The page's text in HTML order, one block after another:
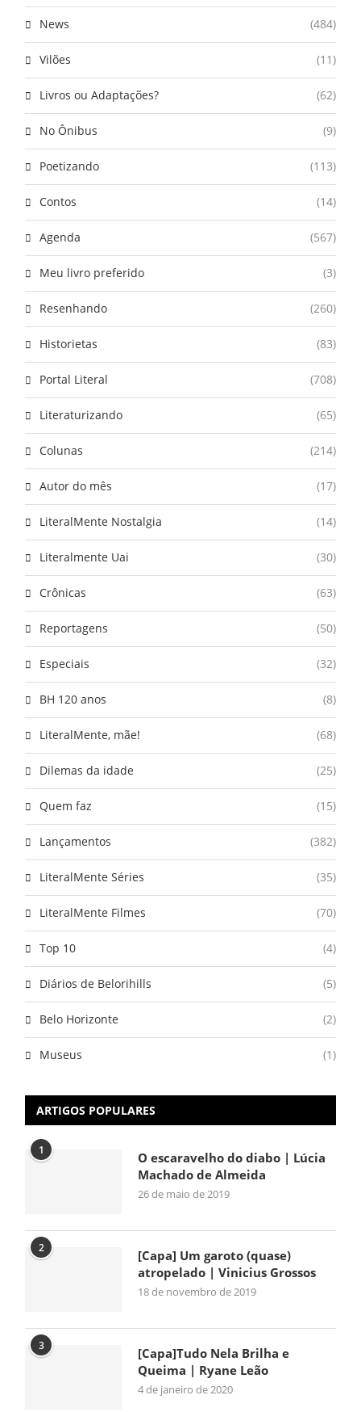
News (484)
Vilões (11)
Livros ou Adaptações? (62)
No Ônibus (9)
Poetizando (113)
Contos (14)
Agenda (567)
Meu livro preferido (3)
Resenhando (260)
Historietas (83)
Portal Literal (708)
Literaturizando (65)
Colunas (214)
Autor do mês (17)
LiteralMente Nostalgia (14)
Literalmente Uai (30)
Crônicas (63)
Reportagens (50)
Especiais (32)
BH 120 anos (8)
LiteralMente, mãe! (68)
Dilemas da idade (25)
Quem faz (15)
Lançamentos (382)
LiteralMente Séries (35)
LiteralMente Filmes (70)
Top 10 (4)
Diários de Belorihills (5)
Belo Horizonte (2)
Museus (1)
ARTIGOS POPULARES
1
O escaravelho do diabo | Lúcia
Machado de Almeida
26 de maio de 2019
2
[Capa] Um garoto (quase)
atropelado | Vinicius Grossos
18 de novembro de 2019
3
[Capa]Tudo Nela Brilha e
Queima | Ryane Leão
4 de janeiro de 2020